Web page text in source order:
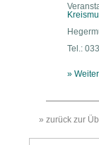
Tel.:
»
» zurück zur